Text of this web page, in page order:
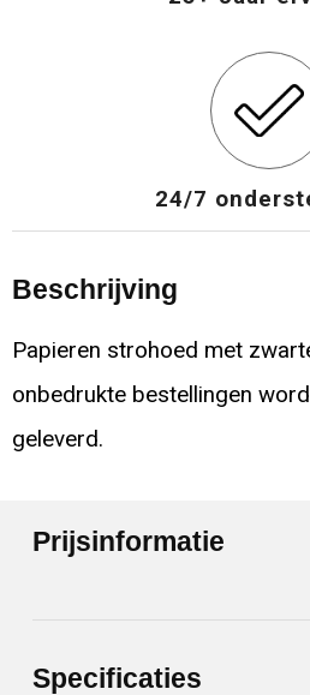
24/7
Beschrijving
Papieren strohoed met
onbedrukte bestellingen
geleverd.
Prijsinformatie
Specificaties